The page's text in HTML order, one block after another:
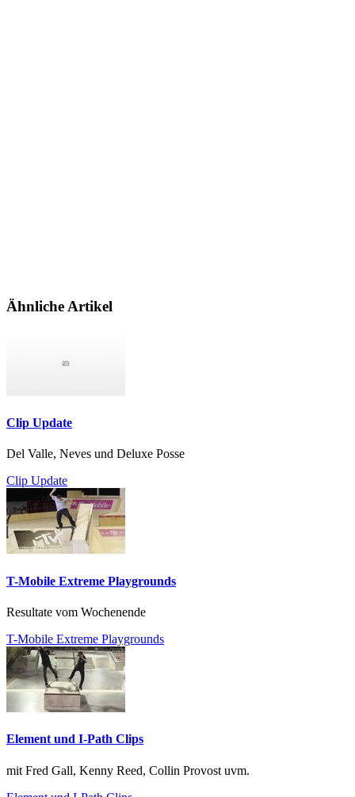
Ähnliche Artikel
Clip Update
Del Valle, Neves und Deluxe Posse
Clip Update
T-Mobile Extreme Playgrounds
Resultate vom Wochenende
T-Mobile Extreme Playgrounds
Element und I-Path Clips
mit Fred Gall, Kenny Reed, Collin Provost uvm.